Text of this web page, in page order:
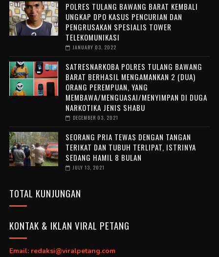
POLRES TULANG BAWANG BARAT KEMBALI
UNGKAP DPO KASUS PENCURIAN DAN
PENGRUSAKAN SPESIALIS TOWER
TELEKOMUNIKASI
JANUARY 03, 2022
SATRESNARKOBA POLRES TULANG BAWANG
BARAT BERHASIL MENGAMANKAN 2 (DUA)
ORANG PEREMPUAN, YANG
MEMBAWA/MENGUASAI/MENYIMPAN DI DUGA
NARKOTIKA JENIS SHABU
DECEMBER 03, 2021
SEORANG PRIA TEWAS DENGAN TANGAN
TERIKAT DAN TUBUH TERLIPAT, ISTRINYA
SEDANG HAMIL 8 BULAN
JULY 13, 2021
TOTAL KUNJUNGAN
KONTAK & IKLAN VIRAL PETANG
Email: redaksi@viralpetang.com